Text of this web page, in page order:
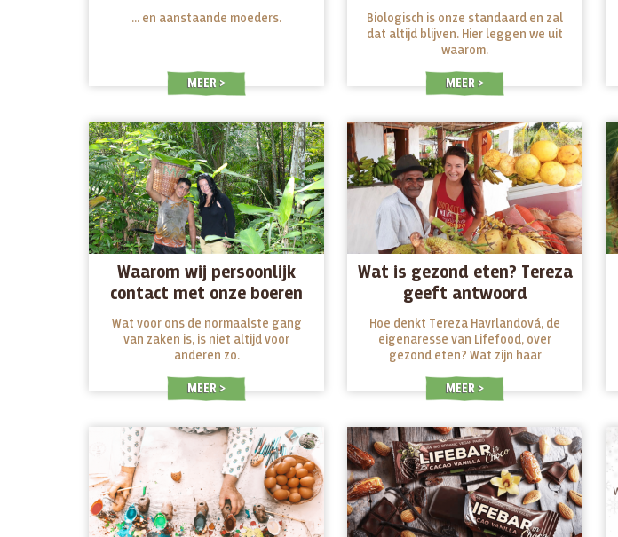
... en aanstaande moeders.
MEER
gebruikt
Biologisch is onze standaard en zal
dat altijd blijven. Hier leggen we uit
waarom.
MEER
Waarom wij persoonlijk
contact met onze boeren
hebben
Wat voor ons de normaalste gang
van zaken is, is niet altijd voor
anderen zo.
MEER
Wat is gezond eten? Tereza
geeft antwoord
Hoe denkt Tereza Havrlandová, de
eigenaresse van Lifefood, over
gezond eten? Wat zijn haar
MEER